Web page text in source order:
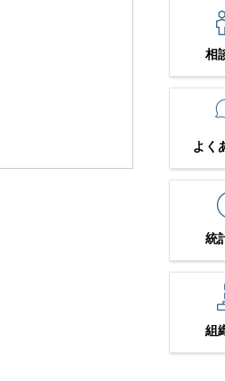
相
よく
統
組